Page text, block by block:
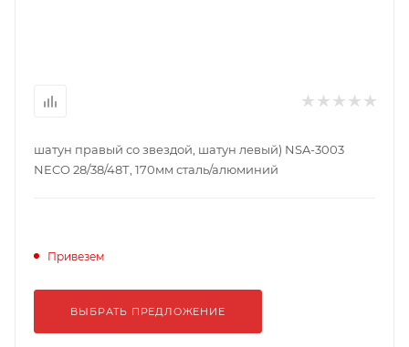
шатун правый со звездой, шатун левый) NSA-3003
NECO 28/38/48Т, 170мм сталь/алюминий
Привезем
ВЫБРАТЬ ПРЕДЛОЖЕНИЕ